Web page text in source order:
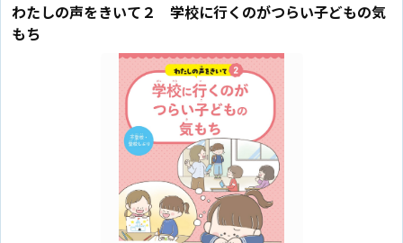
わたしの声をきいて２ 学校に行くのがつらい子どもの気
もち